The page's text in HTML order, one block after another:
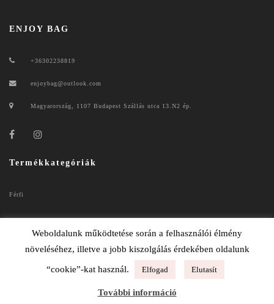
ENJOY BAG
+36302238819
enjoybag@outlook.com
Magyarország, 1107 Budapest Szállás utca 13.N2 ép.
Termékkategóriák
Férfi
ADATKEZELÉSI TÁJÉKOZTATÓ
Weboldalunk működtetése során a felhasználói élmény
növeléséhez, illetve a jobb kiszolgálás érdekében oldalunk
“cookie”-kat használ. Elfogad Elutasít
További információ